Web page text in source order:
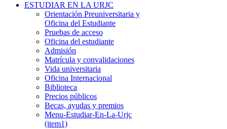
ESTUDIAR EN LA URJC
Orientación Preuniversitaria y
Oficina del Estudiante
Pruebas de acceso
Oficina del estudiante
Admisión
Matrícula y convalidaciones
Vida universitaria
Oficina Internacional
Biblioteca
Precios públicos
Becas, ayudas y premios
Menu-Estudiar-En-La-Urjc
(item1)